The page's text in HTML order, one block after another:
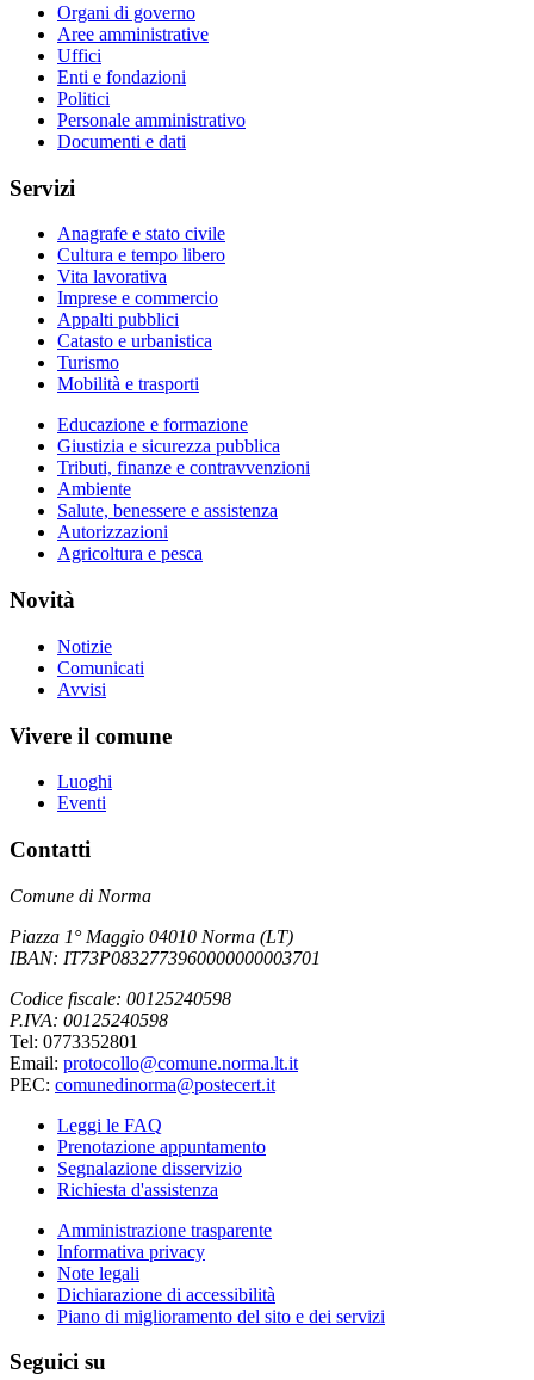
Organi di governo
Aree amministrative
Uffici
Enti e fondazioni
Politici
Personale amministrativo
Documenti e dati
Servizi
Anagrafe e stato civile
Cultura e tempo libero
Vita lavorativa
Imprese e commercio
Appalti pubblici
Catasto e urbanistica
Turismo
Mobilità e trasporti
Educazione e formazione
Giustizia e sicurezza pubblica
Tributi, finanze e contravvenzioni
Ambiente
Salute, benessere e assistenza
Autorizzazioni
Agricoltura e pesca
Novità
Notizie
Comunicati
Avvisi
Vivere il comune
Luoghi
Eventi
Contatti
Comune di Norma
Piazza 1° Maggio 04010 Norma (LT)
IBAN: IT73P0832773960000000003701
Codice fiscale: 00125240598
P.IVA: 00125240598
Tel: 0773352801
Email: protocollo@comune.norma.lt.it
PEC: comunedinorma@postecert.it
Leggi le FAQ
Prenotazione appuntamento
Segnalazione disservizio
Richiesta d'assistenza
Amministrazione trasparente
Informativa privacy
Note legali
Dichiarazione di accessibilità
Piano di miglioramento del sito e dei servizi
Seguici su